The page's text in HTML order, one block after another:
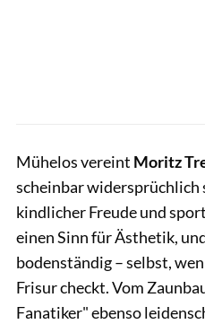
Mühelos vereint Moritz
scheinbar widersprüchlich
kindlicher Freude und
einen Sinn für Ästhetik,
bodenständig – selbst,
Frisur checkt. Vom
Fanatiker" ebenso